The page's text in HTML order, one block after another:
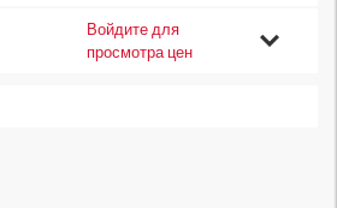
Войдите для
просмотра цен